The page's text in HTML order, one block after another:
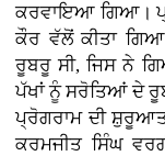
ਕਰਵਾਇਆ ਗਿਆ।
ਕੌਰ ਵੱਲੋਂ ਕੀਤਾ
ਰੂਬਰੂ ਸੀ, ਜਿਸ ਨੇ
ਪੱਖਾਂ ਨੂੰ ਸਰੋਤਿਆਂ ਦੇ
ਪ੍ਰੋਗਰਾਮ ਦੀ
ਕਰਮਜੀਤ ਸਿੰਘ